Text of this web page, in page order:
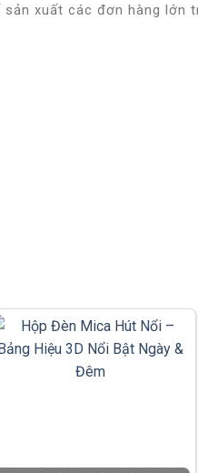
xuất các đơn hàng lớn